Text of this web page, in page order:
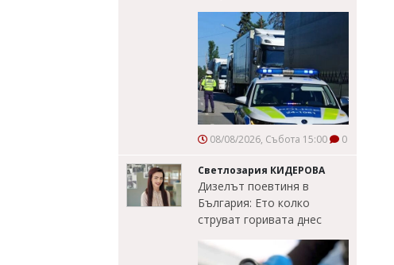
08/08/2026, Събота 15:00 0
Светлозария КИДЕРОВА
Дизелът поевтиня в
България: Ето колко
струват горивата днес